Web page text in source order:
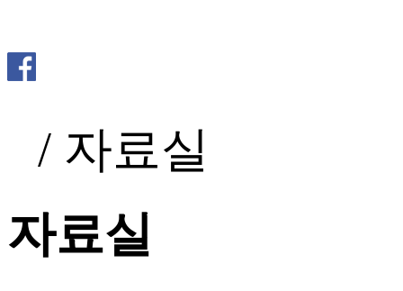
/ 자료실
자료실